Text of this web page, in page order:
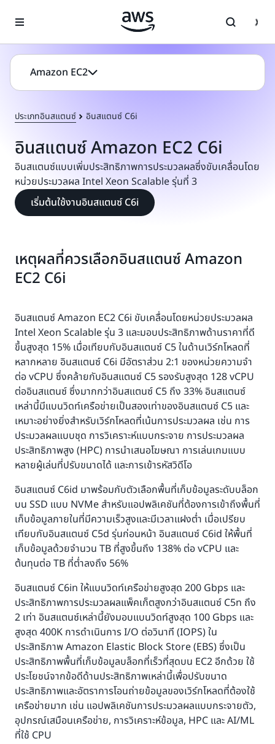
Amazon EC2
ประเภทอินสแตนซ์ อินสแตนซ์ C6i
อินสแตนซ์ Amazon EC2 C6i
อินสแตนซ์แบบเพิ่มประสิทธิภาพการประมวลผลซึ่งขับเคลื่อนโดย
หน่วยประมวลผล Intel Xeon Scalable รุ่นที่ 3
เริ่มต้นใช้งานอินสแตนซ์ C6i
เหตุผลที่ควรเลือกอินสแตนซ์ Amazon
EC2 C6i
อินสแตนซ์ Amazon EC2 C6i ขับเคลื่อนโดยหน่วยประมวลผล
Intel Xeon Scalable รุ่น 3 และมอบประสิทธิภาพด้านราคาที่ดี
ขึ้นสูงสุด 15% เมื่อเทียบกับอินสแตนซ์ C5 ในด้านเวิร์กโหลดที่
หลากหลาย อินสแตนซ์ C6i มีอัตราส่วน 2:1 ของหน่วยความจำ
ต่อ vCPU ซึ่งคล้ายกับอินสแตนซ์ C5 รองรับสูงสุด 128 vCPU
ต่ออินสแตนซ์ ซึ่งมากกว่าอินสแตนซ์ C5 ถึง 33% อินสแตนซ์
เหล่านี้มีแบนวิดท์เครือข่ายเป็นสองเท่าของอินสแตนซ์ C5 และ
เหมาะอย่างยิ่งสำหรับเวิร์กโหลดที่เน้นการประมวลผล เช่น การ
ประมวลผลแบบชุด การวิเคราะห์แบบกระจาย การประมวลผล
ประสิทธิภาพสูง (HPC) การนำเสนอโฆษณา การเล่นเกมแบบ
หลายผู้เล่นที่ปรับขนาดได้ และการเข้ารหัสวิดีโอ
อินสแตนซ์ C6id มาพร้อมกับตัวเลือกพื้นที่เก็บข้อมูลระดับบล็อก
บน SSD แบบ NVMe สำหรับแอปพลิเคชันที่ต้องการเข้าถึงพื้นที่
เก็บข้อมูลภายในที่มีความเร็วสูงและมีเวลาแฝงต่ำ เมื่อเปรียบ
เทียบกับอินสแตนซ์ C5d รุ่นก่อนหน้า อินสแตนซ์ C6id ให้พื้นที่
เก็บข้อมูลด้วยจำนวน TB ที่สูงขึ้นถึง 138% ต่อ vCPU และ
ต้นทุนต่อ TB ที่ต่ำลงถึง 56%
อินสแตนซ์ C6in ให้แบนวิดท์เครือข่ายสูงสุด 200 Gbps และ
ประสิทธิภาพการประมวลผลแพ็คเก็ตสูงกว่าอินสแตนซ์ C5n ถึง
2 เท่า อินสแตนซ์เหล่านี้ยังมอบแบนวิดท์สูงสุด 100 Gbps และ
สูงสุด 400K การดำเนินการ I/O ต่อวินาที (IOPS) ใน
ประสิทธิภาพ Amazon Elastic Block Store (EBS) ซึ่งเป็น
ประสิทธิภาพพื้นที่เก็บข้อมูลบล็อกที่เร็วที่สุดบน EC2 อีกด้วย ใช้
ประโยชน์จากข้อดีด้านประสิทธิภาพเหล่านี้เพื่อปรับขนาด
ประสิทธิภาพและอัตราการโอนถ่ายข้อมูลของเวิร์กโหลดที่ต้องใช้
เครือข่ายมาก เช่น แอปพลิเคชันการประมวลผลแบบกระจายตัว,
อุปกรณ์เสมือนเครือข่าย, การวิเคราะห์ข้อมูล, HPC และ AI/ML
ที่ใช้ CPU